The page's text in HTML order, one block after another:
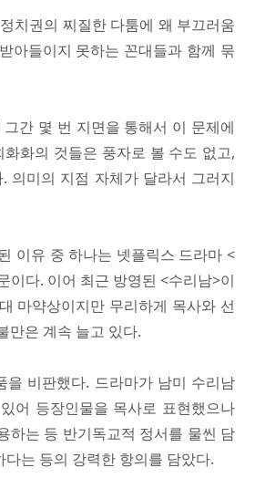
치권의 찌질한 다툼에 왜 부끄러움
아들이지 못하는 꼰대들과 함께 묶
간 몇 번 지면을 통해서 이 문제에
화의 것들은 풍자로 볼 수도 없고,
의미의 지점 자체가 달라서 그러지
이유 중 하나는 넷플릭스 드라마 <
이다. 이어 최근 방영된 <수리남>이
마약상이지만 무리하게 목사와 선
만은 계속 늘고 있다.
비판했다. 드라마가 남미 수리남
어 등장인물을 목사로 표현했으나
하는 등 반기독교적 정서를 물씬 담
는 등의 강력한 항의를 담았다.